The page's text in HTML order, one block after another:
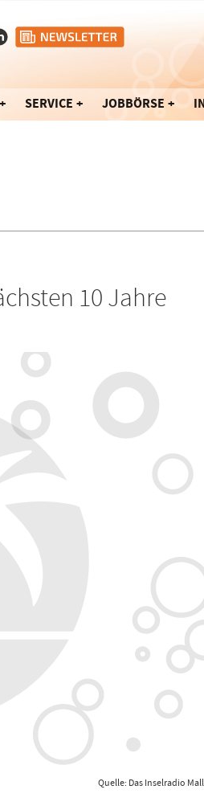
SERVICE JOBBÖRSE
10 Jahre
Quelle: Das Inselradio